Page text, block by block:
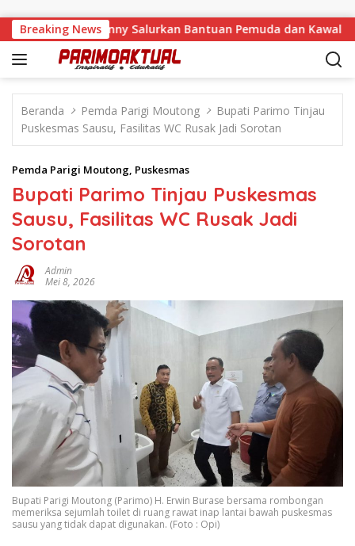
Breaking News
Malino, Feinny Salurkan Bantuan Pemuda dan Kawal
Beranda Pemda Parigi Moutong
Bupati Parimo Tinjau
Puskesmas Sausu, Fasilitas WC Rusak Jadi Sorotan
Pemda Parigi Moutong, Puskesmas
Bupati Parimo Tinjau Puskesmas
Sausu, Fasilitas WC Rusak Jadi
Sorotan
Admin
Mei 8, 2026
Bupati Parigi Moutong (Parimo) H. Erwin Burase bersama rombongan
memeriksa sejumlah toilet di ruang rawat inap lantai bawah puskesmas
sausu yang tidak dapat digunakan. (Foto : Opi)